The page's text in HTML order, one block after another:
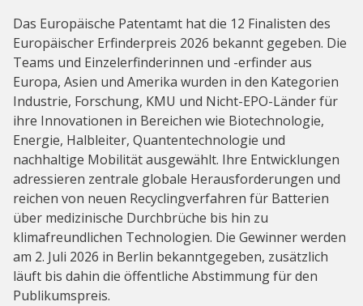
Das Europäische Patentamt hat die 12 Finalisten des
Europäischer Erfinderpreis 2026 bekannt gegeben. Die
Teams und Einzelerfinderinnen und -erfinder aus
Europa, Asien und Amerika wurden in den Kategorien
Industrie, Forschung, KMU und Nicht-EPO-Länder für
ihre Innovationen in Bereichen wie Biotechnologie,
Energie, Halbleiter, Quantentechnologie und
nachhaltige Mobilität ausgewählt. Ihre Entwicklungen
adressieren zentrale globale Herausforderungen und
reichen von neuen Recyclingverfahren für Batterien
über medizinische Durchbrüche bis hin zu
klimafreundlichen Technologien. Die Gewinner werden
am 2. Juli 2026 in Berlin bekanntgegeben, zusätzlich
läuft bis dahin die öffentliche Abstimmung für den
Publikumspreis.